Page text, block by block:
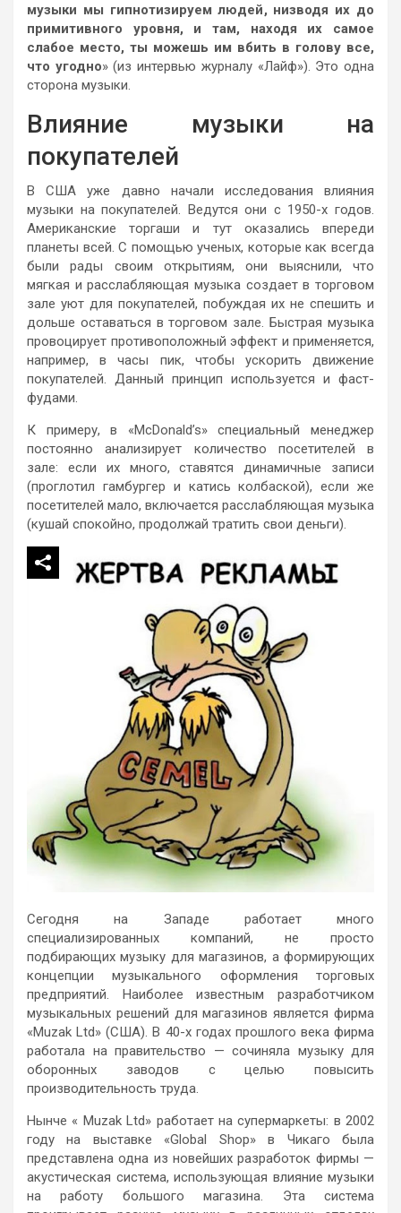
музыки мы гипнотизируем людей, низводя их до
примитивного уровня, и там, находя их самое
слабое место, ты можешь им вбить в голову все,
что угодно» (из интервью журналу «Лайф»). Это одна
сторона музыки.
Влияние музыки на
покупателей
В США уже давно начали исследования влияния
музыки на покупателей. Ведутся они с 1950-х годов.
Американские торгаши и тут оказались впереди
планеты всей. С помощью ученых, которые как всегда
были рады своим открытиям, они выяснили, что
мягкая и расслабляющая музыка создает в торговом
зале уют для покупателей, побуждая их не спешить и
дольше оставаться в торговом зале. Быстрая музыка
провоцирует противоположный эффект и применяется,
например, в часы пик, чтобы ускорить движение
покупателей. Данный принцип используется и фаст-
фудами.
К примеру, в «McDonald’s» специальный менеджер
постоянно анализирует количество посетителей в
зале: если их много, ставятся динамичные записи
(проглотил гамбургер и катись колбаской), если же
посетителей мало, включается расслабляющая музыка
(кушай спокойно, продолжай тратить свои деньги).
Сегодня на Западе работает много
специализированных компаний, не просто
подбирающих музыку для магазинов, а формирующих
концепции музыкального оформления торговых
предприятий. Наиболее известным разработчиком
музыкальных решений для магазинов является фирма
«Muzak Ltd» (США). В 40-х годах прошлого века фирма
работала на правительство — сочиняла музыку для
оборонных заводов с целью повысить
производительность труда.
Нынче « Muzak Ltd» работает на супермаркеты: в 2002
году на выставке «Global Shop» в Чикаго была
представлена одна из новейших разработок фирмы —
акустическая система, использующая влияние музыки
на работу большого магазина. Эта система